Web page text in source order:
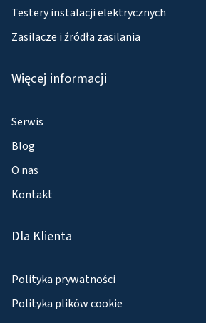
Testery instalacji elektrycznych
Zasilacze i źródła zasilania
Więcej informacji
Serwis
Blog
O nas
Kontakt
Dla Klienta
Polityka prywatności
Polityka plików cookie